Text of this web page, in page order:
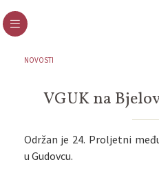
NOVOSTI
VGUK na
Održan je 24. Proljetni
u Gudovcu.